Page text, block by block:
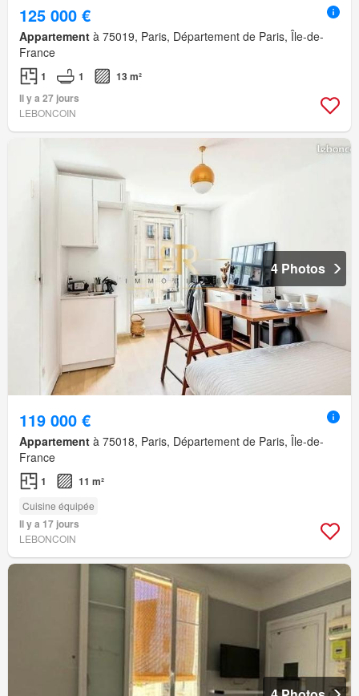
125 000 €
Appartement à 75019, Paris, Département de Paris, Île-de-
France
1 1
13 m²
Il y a 27 jours
LEBONCOIN
4 Photos
119 000 €
Appartement à 75018, Paris, Département de Paris, Île-de-
France
1 11 m²
Cuisine équipée
Il y a 17 jours
LEBONCOIN